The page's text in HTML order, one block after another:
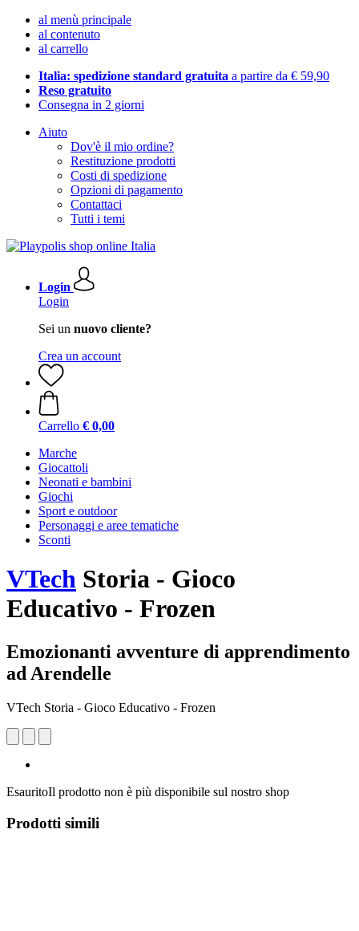
al menù principale
al contenuto
al carrello
Italia: spedizione standard gratuita a partire da € 59,90
Reso gratuito
Consegna in 2 giorni
Aiuto
Dov'è il mio ordine?
Restituzione prodotti
Costi di spedizione
Opzioni di pagamento
Contattaci
Tutti i temi
Login
Login
Sei un nuovo cliente?
Crea un account
Carrello € 0,00
Marche
Giocattoli
Neonati e bambini
Giochi
Sport e outdoor
Personaggi e aree tematiche
Sconti
VTech Storia - Gioco
Educativo - Frozen
Emozionanti avventure di apprendimento
ad Arendelle
VTech Storia - Gioco Educativo - Frozen
EsauritoIl prodotto non è più disponibile sul nostro shop
Prodotti simili